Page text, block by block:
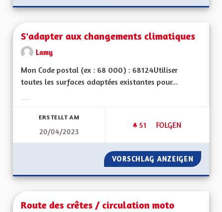
S'adapter aux changements climatiques
Lamy
Mon Code postal (ex : 68 000) : 68124Utiliser
toutes les surfaces adaptées existantes pour...
ERSTELLT AM
20/04/2023
51 51 FOLLOWER
FOLGEN
S'ADAPTER AUX
VORSCHLAG ANZEIGEN
Route des crêtes / circulation moto